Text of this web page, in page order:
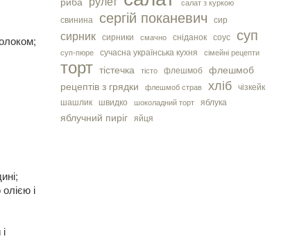
салат з куркою
свинина сергiй поканевич сир
сирник сирники смачно сніданок соус суп
суп-пюре сучасна українська кухня сімейні рецепти
торт тістечка тісто флешмоб
флешмоб
рецептів з грядки
флешмоб страв хліб
чізкейк
шашлик
швидко шоколадний торт яблука
яблучний пиріг яйця
і